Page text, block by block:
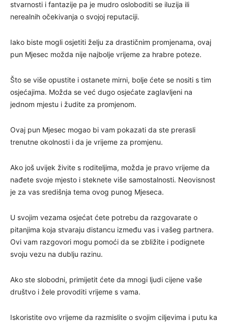
stvarnosti i fantazije pa je mudro osloboditi se iluzija ili
nerealnih očekivanja o svojoj reputaciji.
Iako biste mogli osjetiti želju za drastičnim promjenama, ovaj
pun Mjesec možda nije najbolje vrijeme za hrabre poteze.
Što se više opustite i ostanete mirni, bolje ćete se nositi s tim
osjećajima. Možda se već dugo osjećate zaglavljeni na
jednom mjestu i žudite za promjenom.
Ovaj pun Mjesec mogao bi vam pokazati da ste prerasli
trenutne okolnosti i da je vrijeme za promjenu.
Ako još uvijek živite s roditeljima, možda je pravo vrijeme da
nađete svoje mjesto i steknete više samostalnosti. Neovisnost
je za vas središnja tema ovog punog Mjeseca.
U svojim vezama osjećat ćete potrebu da razgovarate o
pitanjima koja stvaraju distancu između vas i vašeg partnera.
Ovi vam razgovori mogu pomoći da se zbližite i podignete
svoju vezu na dublju razinu.
Ako ste slobodni, primijetit ćete da mnogi ljudi cijene vaše
društvo i žele provoditi vrijeme s vama.
Iskoristite ovo vrijeme da razmislite o svojim ciljevima i putu ka